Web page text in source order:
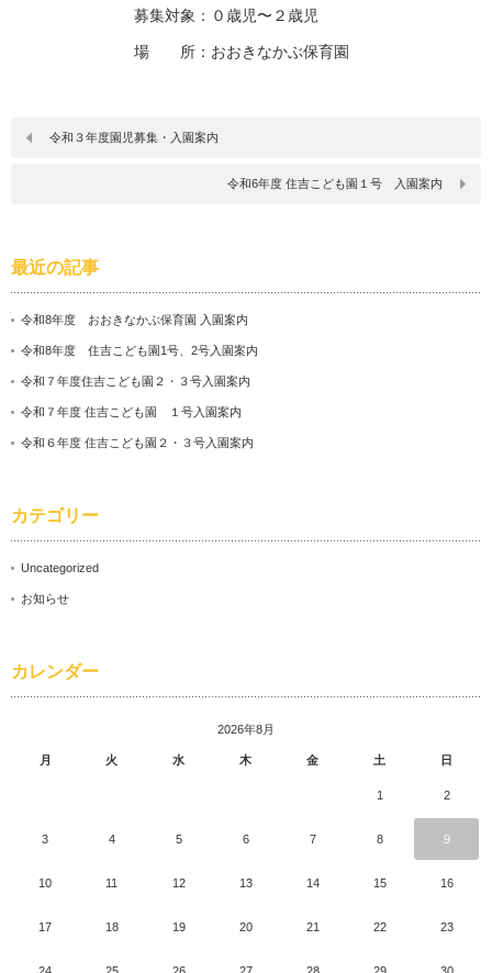
募集対象：０歳児〜２歳児
場 所：おおきなかぶ保育園
令和３年度園児募集・入園案内
令和6年度 住吉こども園１号 入園案内
最近の記事
令和8年度 おおきなかぶ保育園 入園案内
令和8年度 住吉こども園1号、2号入園案内
令和７年度住吉こども園２・３号入園案内
令和７年度 住吉こども園 １号入園案内
令和６年度 住吉こども園２・３号入園案内
カテゴリー
Uncategorized
お知らせ
カレンダー
2026年8月
月 火 水 木 金 土 日
1 2
3 4 5 6 7 8 9
10 11 12 13 14 15 16
17 18 19 20 21 22 23